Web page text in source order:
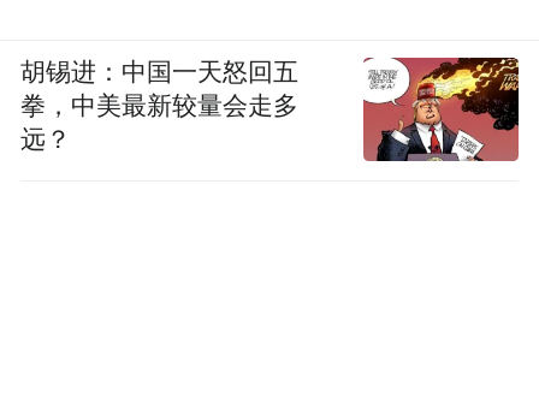
胡锡进：中国一天怒回五
拳，中美最新较量会走多
远？